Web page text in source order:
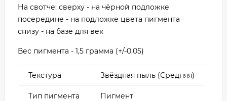
На свотче: сверху - на чёрной подложке
посередине - на подложке цвета пигмента
снизу - на базе для век
Вес пигмента - 1,5 грамма (+/-0,05)
Текстура Звёздная пыль (Средняя)
Тип пигмента Пигмент